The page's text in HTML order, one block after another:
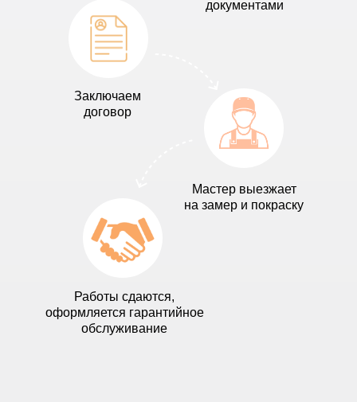
документами
Заключаем
договор
Мастер выезжает
на замер и покраску
Работы сдаются,
оформляется гарантийное
обслуживание